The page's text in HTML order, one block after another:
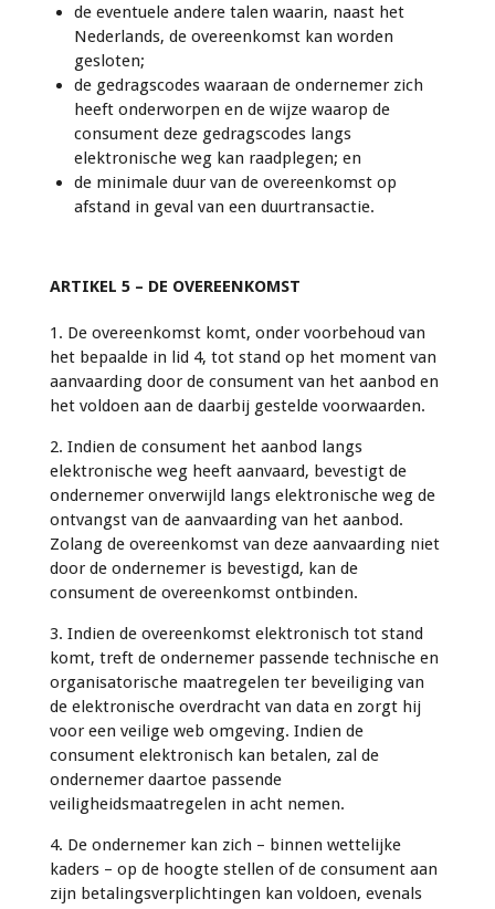
de eventuele andere talen waarin, naast het
Nederlands, de overeenkomst kan worden
gesloten;
de gedragscodes waaraan de ondernemer zich
heeft onderworpen en de wijze waarop de
consument deze gedragscodes langs
elektronische weg kan raadplegen; en
de minimale duur van de overeenkomst op
afstand in geval van een duurtransactie.
ARTIKEL 5 – DE OVEREENKOMST
1. De overeenkomst komt, onder voorbehoud van
het bepaalde in lid 4, tot stand op het moment van
aanvaarding door de consument van het aanbod en
het voldoen aan de daarbij gestelde voorwaarden.
2. Indien de consument het aanbod langs
elektronische weg heeft aanvaard, bevestigt de
ondernemer onverwijld langs elektronische weg de
ontvangst van de aanvaarding van het aanbod.
Zolang de overeenkomst van deze aanvaarding niet
door de ondernemer is bevestigd, kan de
consument de overeenkomst ontbinden.
3. Indien de overeenkomst elektronisch tot stand
komt, treft de ondernemer passende technische en
organisatorische maatregelen ter beveiliging van
de elektronische overdracht van data en zorgt hij
voor een veilige web omgeving. Indien de
consument elektronisch kan betalen, zal de
ondernemer daartoe passende
veiligheidsmaatregelen in acht nemen.
4. De ondernemer kan zich – binnen wettelijke
kaders – op de hoogte stellen of de consument aan
zijn betalingsverplichtingen kan voldoen, evenals